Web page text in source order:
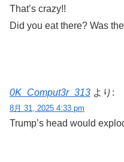
That’s crazy!!
Did you eat there? Was
0K_Comput3r_313 より:
8月 31, 2025 4:33 pm
Trump’s head would